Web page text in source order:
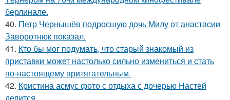
берлинале.
40. Петр Чернышёв подросшую дочь Милу от анастасии
Заворотнюк показал.
41. Кто бы мог подумать, что старый знакомый из
приставки может настолько сильно измениться и стать
по-настоящему притягательным.
42. Кристина асмус фото с отдыха с дочерью Настей